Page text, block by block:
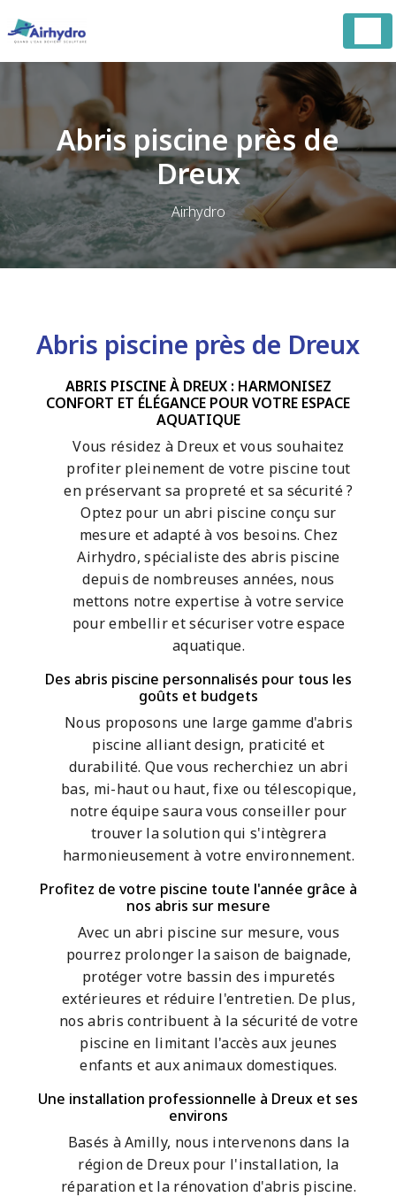
Abris piscine près de
Dreux
Airhydro
Abris piscine près de Dreux
ABRIS PISCINE À DREUX : HARMONISEZ
CONFORT ET ÉLÉGANCE POUR VOTRE ESPACE
AQUATIQUE
Vous résidez à Dreux et vous souhaitez
profiter pleinement de votre piscine tout
en préservant sa propreté et sa sécurité ?
Optez pour un abri piscine conçu sur
mesure et adapté à vos besoins. Chez
Airhydro, spécialiste des abris piscine
depuis de nombreuses années, nous
mettons notre expertise à votre service
pour embellir et sécuriser votre espace
aquatique.
Des abris piscine personnalisés pour tous les
goûts et budgets
Nous proposons une large gamme d'abris
piscine alliant design, praticité et
durabilité. Que vous recherchiez un abri
bas, mi-haut ou haut, fixe ou télescopique,
notre équipe saura vous conseiller pour
trouver la solution qui s'intègrera
harmonieusement à votre environnement.
Profitez de votre piscine toute l'année grâce à
nos abris sur mesure
Avec un abri piscine sur mesure, vous
pourrez prolonger la saison de baignade,
protéger votre bassin des impuretés
extérieures et réduire l'entretien. De plus,
nos abris contribuent à la sécurité de votre
piscine en limitant l'accès aux jeunes
enfants et aux animaux domestiques.
Une installation professionnelle à Dreux et ses
environs
Basés à Amilly, nous intervenons dans la
région de Dreux pour l'installation, la
réparation et la rénovation d'abris piscine.